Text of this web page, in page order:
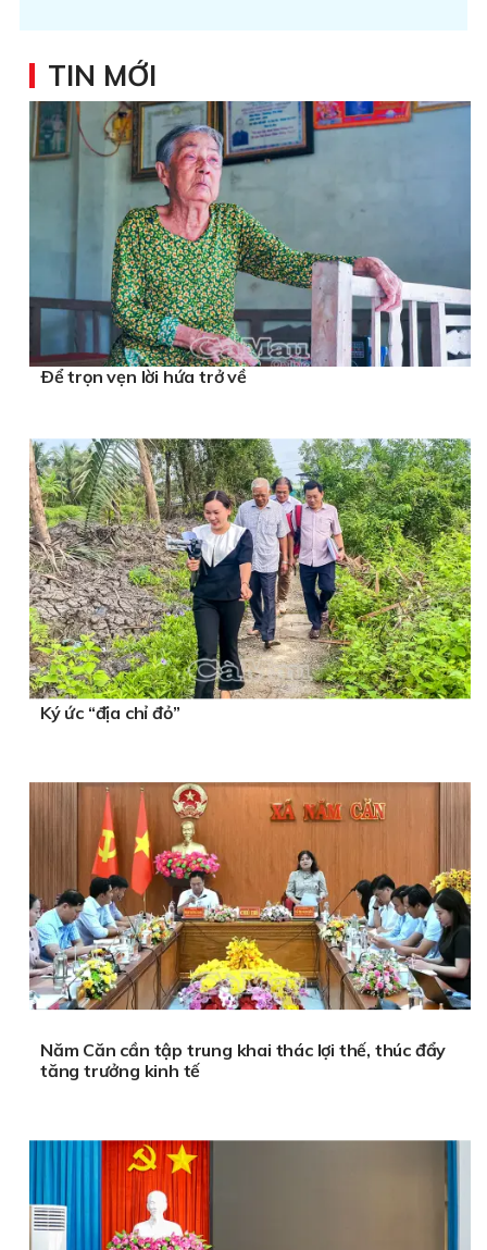
TIN MỚI
Ðể trọn vẹn lời hứa trở về
Ký ức “địa chỉ đỏ”
Năm Căn cần tập trung khai thác lợi thế, thúc đẩy
tăng trưởng kinh tế